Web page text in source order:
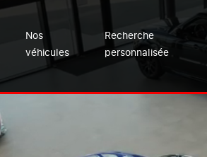
Nos
véhicules
Recherche
personnalisée